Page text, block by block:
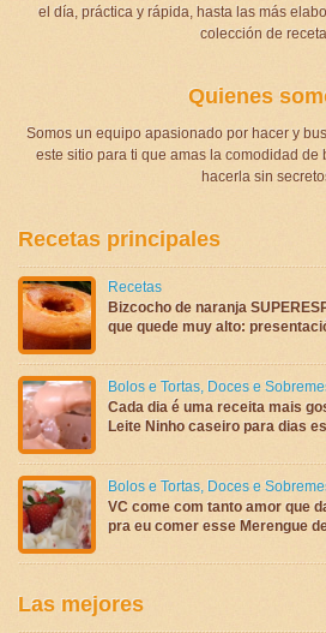
el día, práctica y rápida, hasta las más
colección de
Quienes
Somos un equipo apasionado por hacer y
este sitio para ti que amas la comodidad de
hacerla sin
Recetas principales
Recetas
Bizcocho de naranja
que quede muy alto:
Bolos e Tortas, Doces e
Cada dia é uma receita mais
Leite Ninho caseiro para dias
Bolos e Tortas, Doces e
VC come com tanto amor que
pra eu comer esse Merengue
Las mejores